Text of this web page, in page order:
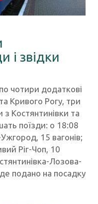
і звідки
чотири додаткові
Кривого Рогу, три
з Костянтинівки та
поїзди: о 18:08
15 вагонів;
Ріг-Чоп, 10
Лозова-
подано на посадку